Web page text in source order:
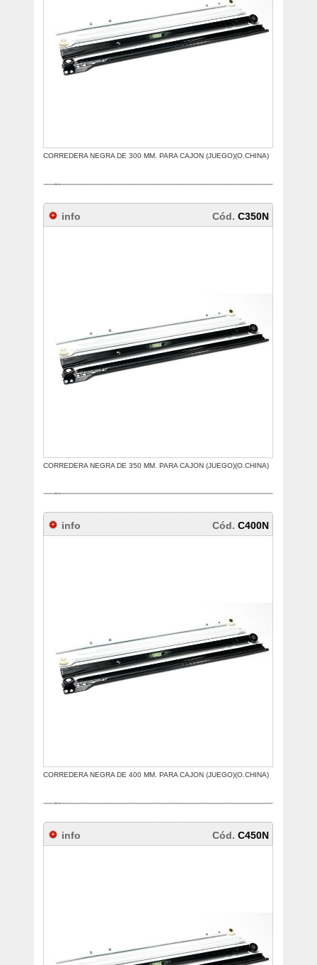
CORREDERA NEGRA DE 300 MM. PARA CAJON (JUEGO)(O.CHINA)
info Cód.C350N
CORREDERA NEGRA DE 350 MM. PARA CAJON (JUEGO)(O.CHINA)
info Cód.C400N
CORREDERA NEGRA DE 400 MM. PARA CAJON (JUEGO)(O.CHINA)
info Cód.C450N